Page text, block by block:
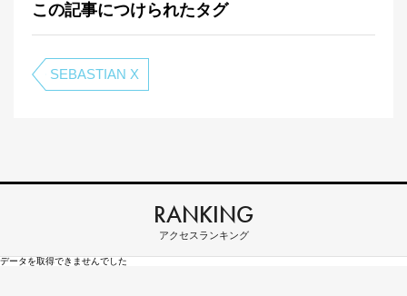
この記事につけられたタグ
SEBASTIAN X
RANKING
アクセスランキング
データを取得できませんでした